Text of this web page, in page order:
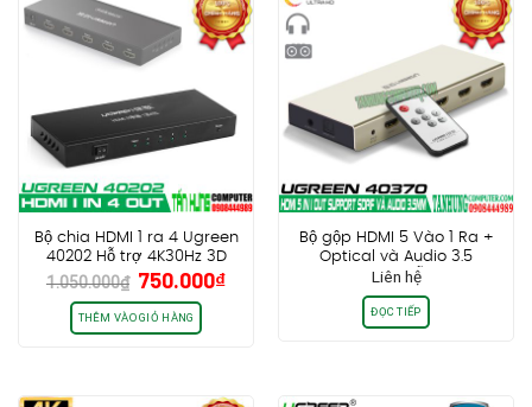
Bộ chia HDMI 1 ra 4 Ugreen
40202 Hỗ trợ 4K30Hz 3D
HDCP
1.050.000₫ Giá
gốc
là:
1.050.000₫.
750.000₫Giá
THÊM VÀO GIỎ HÀNG
Bộ gộp HDMI 5 Vào 1 Ra +
Optical và Audio 3.5
Ugreen 40370 Hỗ trợ 3D 4K
(4096×2160@30hz), FULL HD
1080P@60hz
Liên hệ
ĐỌC TIẾP